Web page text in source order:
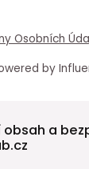
Osobních
by
a